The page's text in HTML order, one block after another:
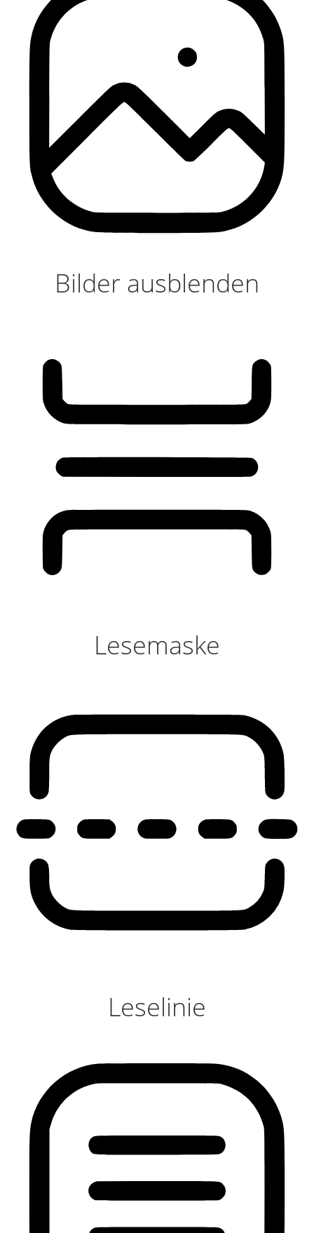
Bilder ausblenden
Lesemaske
Leselinie